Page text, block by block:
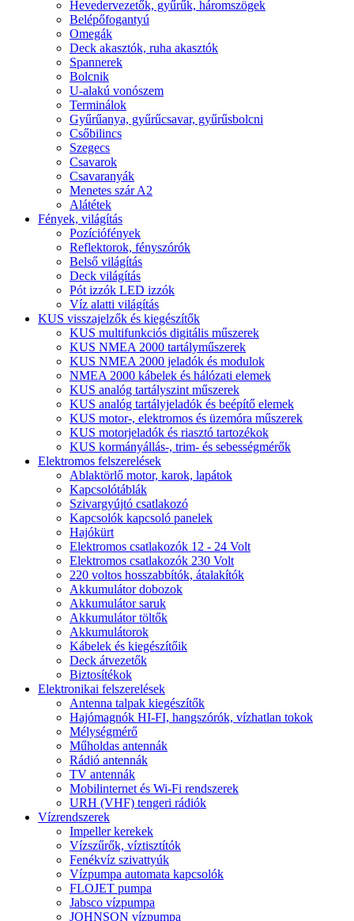
Hevedervezetők, gyűrűk, háromszögek
Belépőfogantyú
Omegák
Deck akasztók, ruha akasztók
Spannerek
Bolcnik
U-alakú vonószem
Terminálok
Gyűrűanya, gyűrűcsavar, gyűrűsbolcni
Csőbilincs
Szegecs
Csavarok
Csavaranyák
Menetes szár A2
Alátétek
Fények, világítás
Pozíciófények
Reflektorok, fényszórók
Belső világítás
Deck világítás
Pót izzók LED izzók
Víz alatti világítás
KUS visszajelzők és kiegészítők
KUS multifunkciós digitális műszerek
KUS NMEA 2000 tartályműszerek
KUS NMEA 2000 jeladók és modulok
NMEA 2000 kábelek és hálózati elemek
KUS analóg tartályszint műszerek
KUS analóg tartályjeladók és beépítő elemek
KUS motor-, elektromos és üzemóra műszerek
KUS motorjeladók és riasztó tartozékok
KUS kormányállás-, trim- és sebességmérők
Elektromos felszerelések
Ablaktörlő motor, karok, lapátok
Kapcsolótáblák
Szivargyújtó csatlakozó
Kapcsolók kapcsoló panelek
Hajókürt
Elektromos csatlakozók 12 - 24 Volt
Elektromos csatlakozók 230 Volt
220 voltos hosszabbítók, átalakítók
Akkumulátor dobozok
Akkumulátor saruk
Akkumulátor töltők
Akkumulátorok
Kábelek és kiegészítőik
Deck átvezetők
Biztosítékok
Elektronikai felszerelések
Antenna talpak kiegészítők
Hajómagnók HI-FI, hangszórók, vízhatlan tokok
Mélységmérő
Műholdas antennák
Rádió antennák
TV antennák
Mobilinternet és Wi-Fi rendszerek
URH (VHF) tengeri rádiók
Vízrendszerek
Impeller kerekek
Vízszűrők, víztisztítók
Fenékvíz szivattyúk
Vízpumpa automata kapcsolók
FLOJET pumpa
Jabsco vízpumpa
JOHNSON vízpumpa